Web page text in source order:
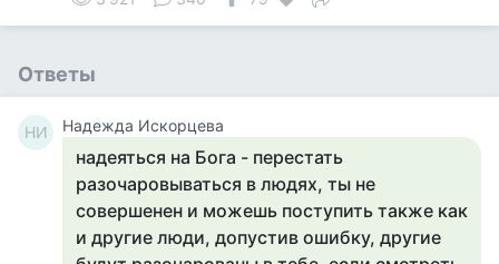
Ответы
НИ Надежда Искорцева
надеяться на Бога - перестать
разочаровываться в людях, ты не
совершенен и можешь поступить также как
и другие люди, допустив ошибку, другие